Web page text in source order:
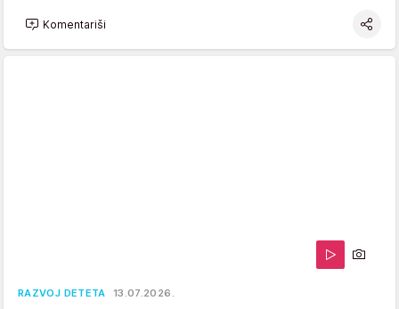
Komentariši
RAZVOJ DETETA 13.07.2026.